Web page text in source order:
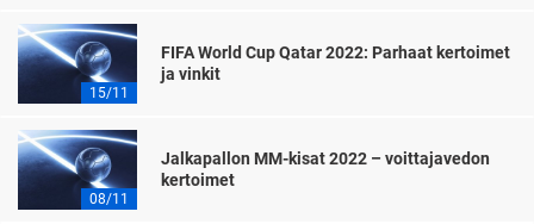
15/11
FIFA World Cup Qatar 2022: Parhaat kertoimet
ja vinkit
08/11
Jalkapallon MM-kisat 2022 – voittajavedon
kertoimet